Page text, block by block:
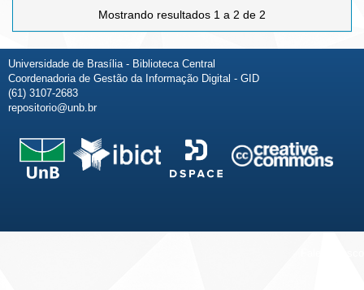
Mostrando resultados 1 a 2 de 2
Universidade de Brasília - Biblioteca Central
Coordenadoria de Gestão da Informação Digital - GID
(61) 3107-2683
repositorio@unb.br